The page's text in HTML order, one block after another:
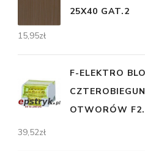
25X40 GAT.2
15,95zł
F-ELEKTRO
OTWORÓW
39,52zł